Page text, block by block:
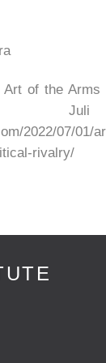
Art of the Arms
Juli
2022/07/01/
rivalry/